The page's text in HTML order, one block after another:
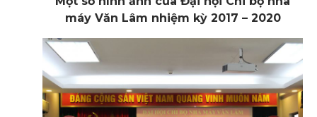
máy Văn Lâm nhiệm kỳ 2017 – 2020